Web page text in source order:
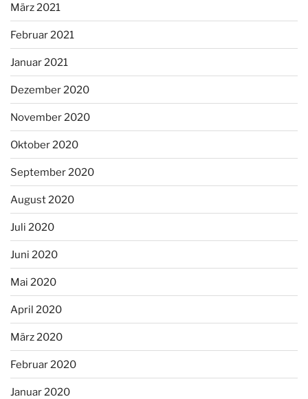
März 2021
Februar 2021
Januar 2021
Dezember 2020
November 2020
Oktober 2020
September 2020
August 2020
Juli 2020
Juni 2020
Mai 2020
April 2020
März 2020
Februar 2020
Januar 2020